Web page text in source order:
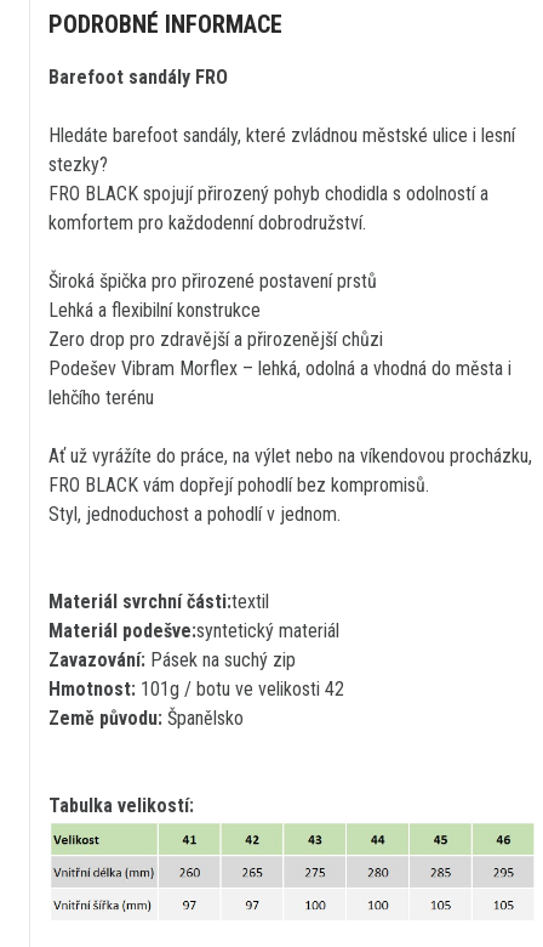
PODROBNÉ INFORMACE
Barefoot sandály FRO
Hledáte barefoot sandály, které zvládnou městské ulice i lesní
stezky?
FRO BLACK spojují přirozený pohyb chodidla s odolností a
komfortem pro každodenní dobrodružství.
Široká špička pro přirozené postavení prstů
Lehká a flexibilní konstrukce
Zero drop pro zdravější a přirozenější chůzi
Podešev Vibram Morflex – lehká, odolná a vhodná do města i
lehčího terénu
Ať už vyrážíte do práce, na výlet nebo na víkendovou procházku,
FRO BLACK vám dopřejí pohodlí bez kompromisů.
Styl, jednoduchost a pohodlí v jednom.
Materiál svrchní části:textil
Materiál podešve:syntetický materiál
Zavazování: Pásek na suchý zip
Hmotnost: 101g / botu ve velikosti 42
Země původu: Španělsko
Tabulka velikostí: